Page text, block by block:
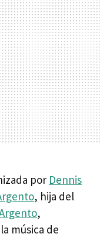
por Dennis
, hija del
,
música de